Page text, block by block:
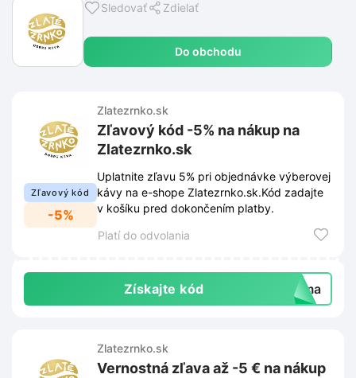
Sledovať Zdielať
Do obchodu
Zľavový kód
-5%
Zlatezrnko.sk
Zľavový kód -5% na nákup na
Zlatezrnko.sk
Uplatnite zľavu 5% pri objednávke výberovej
kávy na e-shope Zlatezrnko.sk.Kód zadajte
v košíku pred dokončením platby.
Platí do odvolania
Získajte kód doma
Zlatezrnko.sk
Vernostná zľava až -5 € na nákup